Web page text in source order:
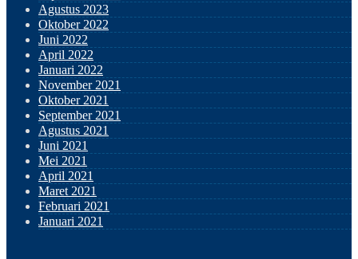
Agustus 2023
Oktober 2022
Juni 2022
April 2022
Januari 2022
November 2021
Oktober 2021
September 2021
Agustus 2021
Juni 2021
Mei 2021
April 2021
Maret 2021
Februari 2021
Januari 2021